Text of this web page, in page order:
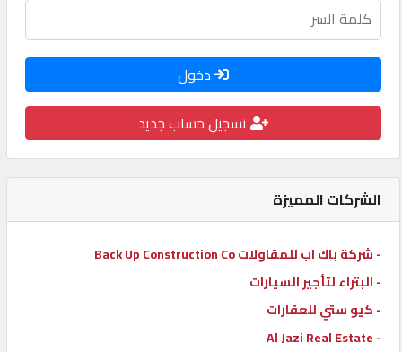
كيو
نمبر
كارز
كيو
ماركت
الدليل
القطري
دخول
تسجيل حساب جديد
الشركات المميزة
- شركة باك اب للمقاولات Back Up Construction Co
- البتراء لتأجير السيارات
- كيو ستي للعقارات
- Al Jazi Real Estate